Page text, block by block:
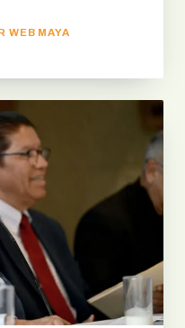
WEB MAYA